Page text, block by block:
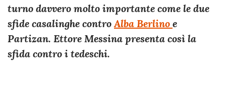
turno davvero molto importante come le due
sfide casalinghe contro Alba Berlino e
Partizan. Ettore Messina presenta così la
sfida contro i tedeschi.